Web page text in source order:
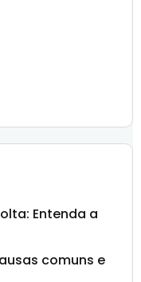
Entenda a
comuns e